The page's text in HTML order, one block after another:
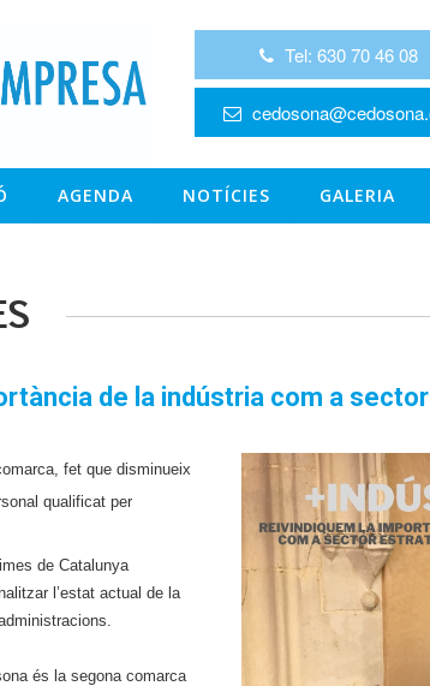
Tel: 630 70 46 08
AGENDA NOTÍCIES GALERIA
de la indústria com a
fet que disminueix
qualificat per
de Catalunya
l’estat actual de la
és la segona comarca